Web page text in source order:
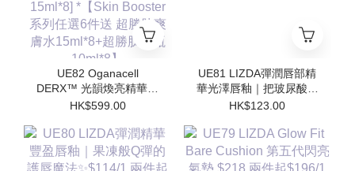
UE82 Oganacell
DERX™ 光韻煥亮精華霜
50ml $599/1 [*$958/2 送
[*$1437/3送 超勝肽爽膚
水15ml*8] *【Skin
Booster 系列任選6件送
HK$599.00
UE81 LIZDA彈潤唇部精
華光澤唇釉｜把玻尿酸塗
在嘴唇上💧 $123/1 兩支
HK$123.00